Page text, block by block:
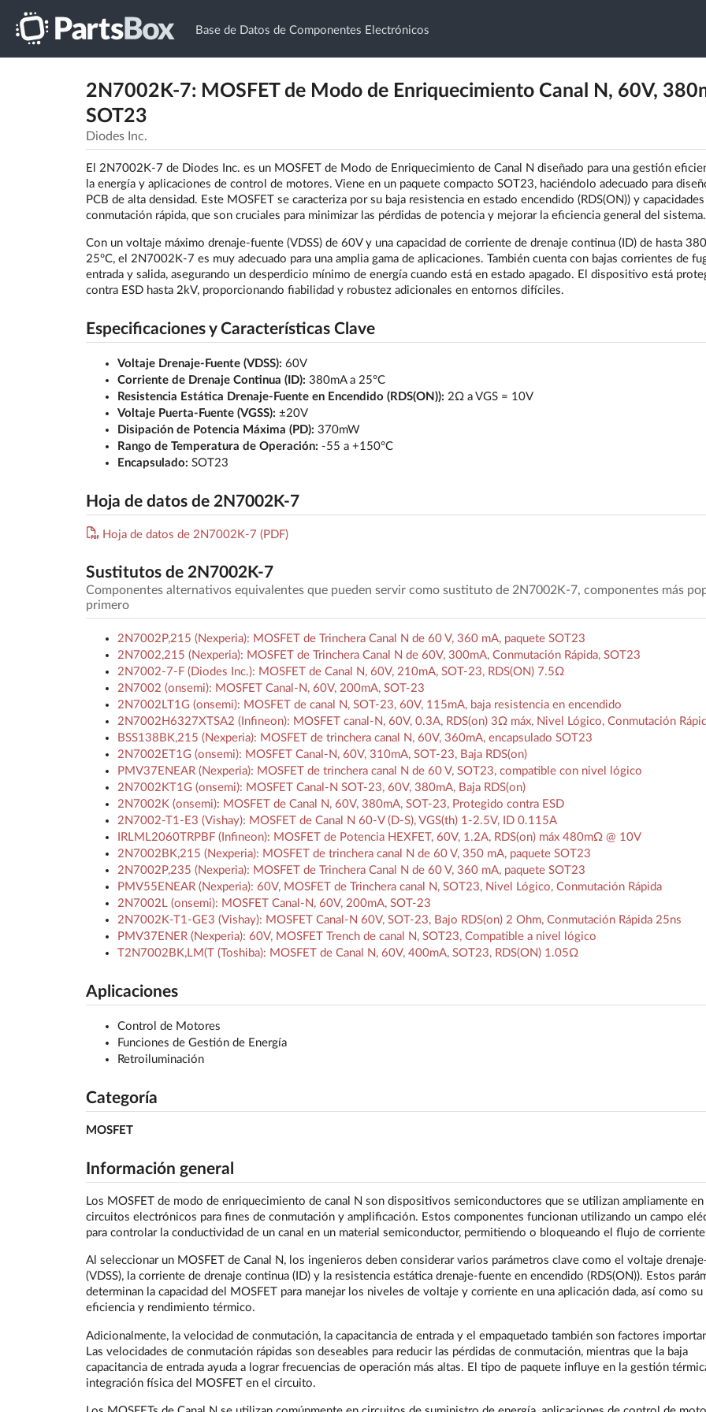
Base de Datos de Componentes Electrónicos
2N7002K-7: MOSFET de Modo de Enriquecimiento Canal N, 60V,
SOT23
Diodes Inc.
El 2N7002K-7 de Diodes Inc. es un MOSFET de Modo de Enriquecimiento de Canal N diseñado para una gestión
la energía y aplicaciones de control de motores. Viene en un paquete compacto SOT23, haciéndolo adecuado para
PCB de alta densidad. Este MOSFET se caracteriza por su baja resistencia en estado encendido (RDS(ON)) y
conmutación rápida, que son cruciales para minimizar las pérdidas de potencia y mejorar la eficiencia general del sistema.
Con un voltaje máximo drenaje-fuente (VDSS) de 60V y una capacidad de corriente de drenaje continua (ID) de hasta
25°C, el 2N7002K-7 es muy adecuado para una amplia gama de aplicaciones. También cuenta con bajas corrientes de
entrada y salida, asegurando un desperdicio mínimo de energía cuando está en estado apagado. El dispositivo está
contra ESD hasta 2kV, proporcionando fiabilidad y robustez adicionales en entornos difíciles.
Especificaciones y Características Clave
Voltaje Drenaje-Fuente (VDSS): 60V
Corriente de Drenaje Continua (ID): 380mA a 25°C
Resistencia Estática Drenaje-Fuente en Encendido (RDS(ON)): 2Ω a VGS = 10V
Voltaje Puerta-Fuente (VGSS): ±20V
Disipación de Potencia Máxima (PD): 370mW
Rango de Temperatura de Operación: -55 a +150°C
Encapsulado: SOT23
Hoja de datos de 2N7002K-7
Hoja de datos de 2N7002K-7 (PDF)
Sustitutos de 2N7002K-7
Componentes alternativos equivalentes que pueden servir como sustituto de 2N7002K-7, componentes más
primero
2N7002P,215 (Nexperia): MOSFET de Trinchera Canal N de 60 V, 360 mA, paquete SOT23
2N7002,215 (Nexperia): MOSFET de Trinchera Canal N de 60V, 300mA, Conmutación Rápida, SOT23
2N7002-7-F (Diodes Inc.): MOSFET de Canal N, 60V, 210mA, SOT-23, RDS(ON) 7.5Ω
2N7002 (onsemi): MOSFET Canal-N, 60V, 200mA, SOT-23
2N7002LT1G (onsemi): MOSFET de canal N, SOT-23, 60V, 115mA, baja resistencia en encendido
2N7002H6327XTSA2 (Infineon): MOSFET canal-N, 60V, 0.3A, RDS(on) 3Ω máx, Nivel Lógico, Conmutación
BSS138BK,215 (Nexperia): MOSFET de trinchera canal N, 60V, 360mA, encapsulado SOT23
2N7002ET1G (onsemi): MOSFET Canal-N, 60V, 310mA, SOT-23, Baja RDS(on)
PMV37ENEAR (Nexperia): MOSFET de trinchera canal N de 60 V, SOT23, compatible con nivel lógico
2N7002KT1G (onsemi): MOSFET Canal-N SOT-23, 60V, 380mA, Baja RDS(on)
2N7002K (onsemi): MOSFET de Canal N, 60V, 380mA, SOT-23, Protegido contra ESD
2N7002-T1-E3 (Vishay): MOSFET de Canal N 60-V (D-S), VGS(th) 1-2.5V, ID 0.115A
IRLML2060TRPBF (Infineon): MOSFET de Potencia HEXFET, 60V, 1.2A, RDS(on) máx 480mΩ @ 10V
2N7002BK,215 (Nexperia): MOSFET de trinchera canal N de 60 V, 350 mA, paquete SOT23
2N7002P,235 (Nexperia): MOSFET de Trinchera Canal N de 60 V, 360 mA, paquete SOT23
PMV55ENEAR (Nexperia): 60V, MOSFET de Trinchera canal N, SOT23, Nivel Lógico, Conmutación Rápida
2N7002L (onsemi): MOSFET Canal-N, 60V, 200mA, SOT-23
2N7002K-T1-GE3 (Vishay): MOSFET Canal-N 60V, SOT-23, Bajo RDS(on) 2 Ohm, Conmutación Rápida 25ns
PMV37ENER (Nexperia): 60V, MOSFET Trench de canal N, SOT23, Compatible a nivel lógico
T2N7002BK,LM(T (Toshiba): MOSFET de Canal N, 60V, 400mA, SOT23, RDS(ON) 1.05Ω
Aplicaciones
Control de Motores
Funciones de Gestión de Energía
Retroiluminación
Categoría
MOSFET
Información general
Los MOSFET de modo de enriquecimiento de canal N son dispositivos semiconductores que se utilizan ampliamente en
circuitos electrónicos para fines de conmutación y amplificación. Estos componentes funcionan utilizando un campo
para controlar la conductividad de un canal en un material semiconductor, permitiendo o bloqueando el flujo de
Al seleccionar un MOSFET de Canal N, los ingenieros deben considerar varios parámetros clave como el voltaje
(VDSS), la corriente de drenaje continua (ID) y la resistencia estática drenaje-fuente en encendido (RDS(ON)). Estos
determinan la capacidad del MOSFET para manejar los niveles de voltaje y corriente en una aplicación dada, así como su
eficiencia y rendimiento térmico.
Adicionalmente, la velocidad de conmutación, la capacitancia de entrada y el empaquetado también son factores
Las velocidades de conmutación rápidas son deseables para reducir las pérdidas de conmutación, mientras que la baja
capacitancia de entrada ayuda a lograr frecuencias de operación más altas. El tipo de paquete influye en la gestión
integración física del MOSFET en el circuito.